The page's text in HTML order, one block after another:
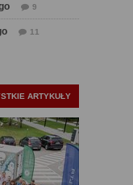
9
11
ARTYKUŁY